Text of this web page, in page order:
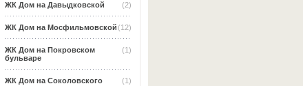
(2)
ЖК Дом на Давыдковской
(12)
ЖК Дом на Мосфильмовской
(1)
ЖК Дом на Покровском
бульваре
(1)
ЖК Дом на Соколовского